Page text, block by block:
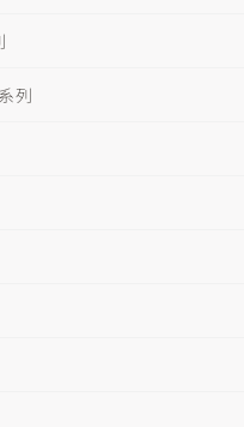
列